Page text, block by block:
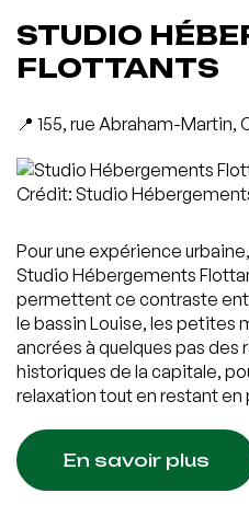
STUDIO
FLOTTANTS
📍 155, rue Abraham-Martin,
Crédit: Studio
Pour une expérience
Studio Hébergements
permettent ce contraste
le bassin Louise, les petites
ancrées à quelques pas des
historiques de la capitale,
relaxation tout en restant en
En savoir plus